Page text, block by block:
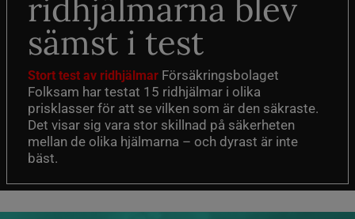
ridhjälmarna blev
sämst i test
Stort test av ridhjälmar Försäkringsbolaget
Folksam har testat 15 ridhjälmar i olika
prisklasser för att se vilken som är den säkraste.
Det visar sig vara stor skillnad på säkerheten
mellan de olika hjälmarna – och dyrast är inte
bäst.